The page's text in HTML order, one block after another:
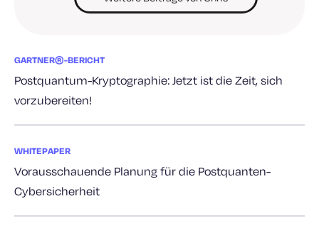
GARTNER®-BERICHT
Postquantum-Kryptographie: Jetzt ist die Zeit, sich
vorzubereiten!
WHITEPAPER
Vorausschauende Planung für die Postquanten-
Cybersicherheit